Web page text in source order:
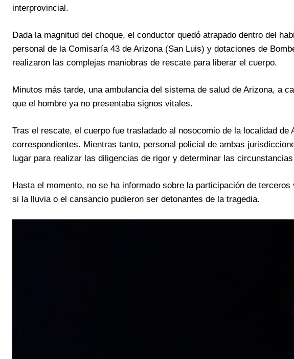
interprovincial.
Dada la magnitud del choque, el conductor quedó atrapado dentro del
personal de la Comisaría 43 de Arizona (San Luis) y dotaciones de
realizaron las complejas maniobras de rescate para liberar el cuerpo.
Minutos más tarde, una ambulancia del sistema de salud de Arizona, a
que el hombre ya no presentaba signos vitales.
Tras el rescate, el cuerpo fue trasladado al nosocomio de la localidad
correspondientes. Mientras tanto, personal policial de ambas
lugar para realizar las diligencias de rigor y determinar las
Hasta el momento, no se ha informado sobre la participación de
si la lluvia o el cansancio pudieron ser detonantes de la tragedia.